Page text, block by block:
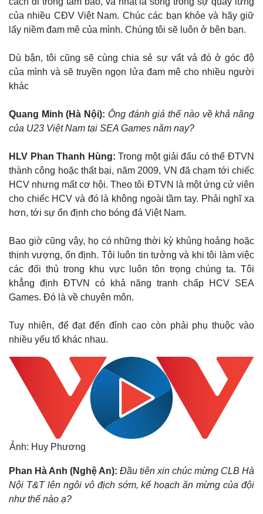
Doanh nghiệp
Thông tin doanh nghiệp
Doanh nghiệp 24h
Công nghệ
Sành điệu
Chuyển đổi số
của nhiều CĐV Việt Nam. Chúc các bạn khỏe và hãy giữ
lấy niềm đam mê của mình. Chúng tôi sẽ luôn ở bên bạn.
Dù bận, tôi cũng sẽ cùng chia sẻ sự vất vả đó ở góc độ
của mình và sẽ truyền ngọn lửa đam mê cho nhiều người
khác
Quang Minh (Hà Nội): Ông đánh giá thế nào về khả năng
của U23 Việt Nam tại SEA Games năm nay?
HLV Phan Thanh Hùng:Trong một giải đấu có thể ĐTVN
thành công hoặc thất bại, năm 2009, VN đã chạm tới chiếc
HCV nhưng mất cơ hội. Theo tôi ĐTVN là một ứng cử viên
cho chiếc HCV và đó là không ngoài tầm tay. Phải nghĩ xa
hơn, tới sự ổn định cho bóng đá Việt Nam.
Bao giờ cũng vậy, họ có những thời kỳ khủng hoảng hoặc
thịnh vượng, ổn định. Tôi luôn tin tưởng và khi tôi làm việc
các đối thủ trong khu vực luôn tôn trọng chúng ta. Tôi
khẳng định ĐTVN có khả năng tranh chấp HCV SEA
Games. Đó là về chuyên môn.
Tuy nhiên, để đạt đến đỉnh cao còn phải phụ thuộc vào
nhiều yếu tố khác nhau.
Ảnh: Huy Phương
Phan Hà Anh (Nghệ An): Đầu tiên xin chúc mừng CLB Hà
Nội T&T lên ngôi vô địch sớm, kế hoạch ăn mừng của đội
như thế nào ạ?